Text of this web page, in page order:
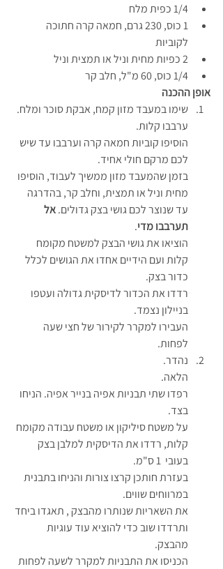
1/4 כפית מלח
1 כוס, 230 גרם, חמאה קרה חתוכה
לקוביות
2 כפיות מחית וניל או תמצית וניל
1/4 כוס, 60 מ"ל, חלב קר
אופן ההכנה
שימו במעבד מזון קמח, אבקת סוכר ומלח.
ערבבו קלות.
הוסיפו קוביות חמאה קרה וערבבו עד שיש
לכם מרקם חולי אחיד.
בזמן שהמעבד מזון ממשיך לעבוד, הוסיפו
מחית וניל או תמצית, וחלב קר, בהדרגה
עד שנוצר לכם גושי בצק גדולים. אל
תערבבו מדי.
הוציאו את גושי הבצק למשטח מקומח
קלות ועם הידיים אחדו את הגושים לכלל
כדור בצק.
רדדו את הכדור לדיסקית גדולה ועטפו
בניילון נצמד.
העבירו למקרר לקירור של חצי שעה
לפחות.
נהדר.
הלאה.
רפדו שתי תבניות אפיה בנייר אפיה. הניחו
בצד.
על משטח סיליקון או משטח עבודה מקומח
קלות, רדדו את הדיסקית למלבן בצק
בעובי  1 ס"מ.
בעזרת חותכן קרצו צורות והניחו בתבנית
במרווחים שווים.
את השאריות שנותרו מהבצק , תאגדו ביחד
ותרדדו שוב כדי להוציא עוד עוגיות
מהבצק.
הכניסו את התבניות למקרר לשעה לפחות